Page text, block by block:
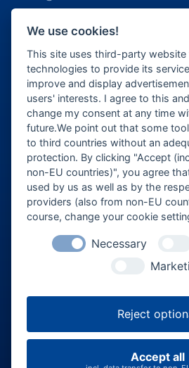
Veranstalter-Bereich
Besucher-Bereich
85435 Erding
ticket@eventforum-erding.de
veranstaltung@eventforum-
FAQÜber unsJobsAGB
Cookie-Einstellungen
We use cookies!
This site uses third-party website
technologies to provide its
improve and display
users' interests. I agree to this
change my consent at any time
future.We point out that some
to third countries without an
protection. By clicking "Accept
non-EU countries)", you agree
used by us as well as by the
providers (also from non-EU
course, change your cookie
Necessary
Reject
Accept all